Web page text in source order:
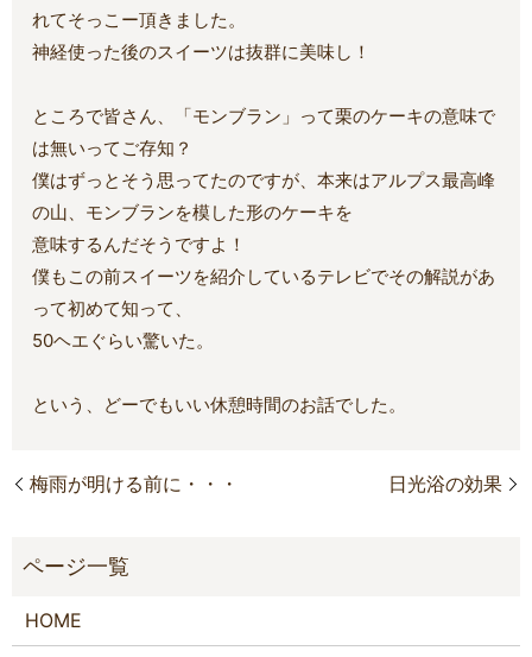
れてそっこー頂きました。
神経使った後のスイーツは抜群に美味し！
ところで皆さん、「モンブラン」って栗のケーキの意味で
は無いってご存知？
僕はずっとそう思ってたのですが、本来はアルプス最高峰
の山、モンブランを模した形のケーキを
意味するんだそうですよ！
僕もこの前スイーツを紹介しているテレビでその解説があ
って初めて知って、
50ヘエぐらい驚いた。
という、どーでもいい休憩時間のお話でした。
梅雨が明ける前に・・・ 日光浴の効果
HOME